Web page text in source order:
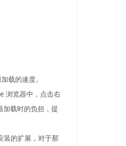
载的速度。
浏览器中，点击右
加载时的负担，提
装的扩展，对于那